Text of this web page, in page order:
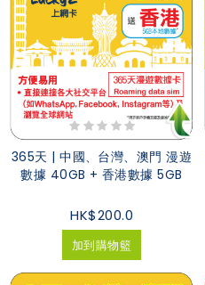
365天 | 中國、台灣、澳門 漫遊
數據 40GB + 香港數據 5GB
HK$200.0
加到購物籃